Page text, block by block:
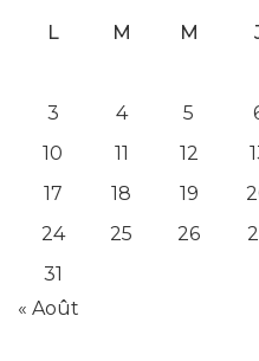
L M M
3
4 5
10
11 12
17
18 19
24
25 26
31
« Août